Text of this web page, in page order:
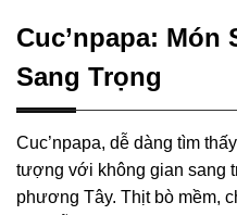
Cuc’npapa: Món
Sang Trọng
Cuc’npapa, dễ dàng tìm
tượng với không gian sang
phương Tây. Thịt bò mềm,